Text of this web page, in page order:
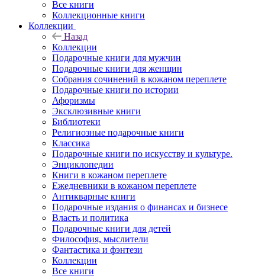
Все книги
Коллекционные книги
Коллекции
Назад
Коллекции
Подарочные книги для мужчин
Подарочные книги для женщин
Собрания сочинений в кожаном переплете
Подарочные книги по истории
Афоризмы
Эксклюзивные книги
Библиотеки
Религиозные подарочные книги
Классика
Подарочные книги по искусству и культуре.
Энциклопедии
Книги в кожаном переплете
Ежедневники в кожаном переплете
Антикварные книги
Подарочные издания о финансах и бизнесе
Власть и политика
Подарочные книги для детей
Философия, мыслители
Фантастика и фэнтези
Коллекции
Все книги